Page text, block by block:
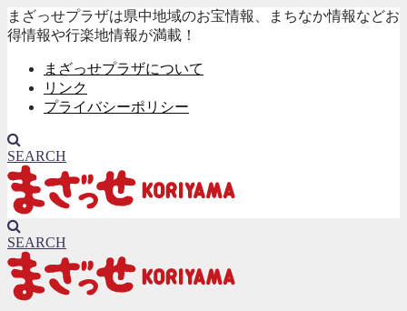
まざっせプラザは県中地域のお宝情報、まちなか情報などお
得情報や行楽地情報が満載！
まざっせプラザについて
リンク
プライバシーポリシー
SEARCH
SEARCH